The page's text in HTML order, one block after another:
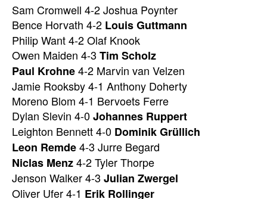
Sam Cromwell 4-2 Joshua Poynter
Bence Horvath 4-2 Louis Guttmann
Philip Want 4-2 Olaf Knook
Owen Maiden 4-3 Tim Scholz
Paul Krohne4-2 Marvin van Velzen
Jamie Rooksby 4-1 Anthony Doherty
Moreno Blom 4-1 Bervoets Ferre
Dylan Slevin 4-0Johannes Ruppert
Leighton Bennett 4-0 Dominik Grüllich
Leon Remde4-3 Jurre Begard
Niclas Menz4-2 Tyler Thorpe
Jenson Walker 4-3 Julian Zwergel
Oliver Ufer 4-1 Erik Rollinger